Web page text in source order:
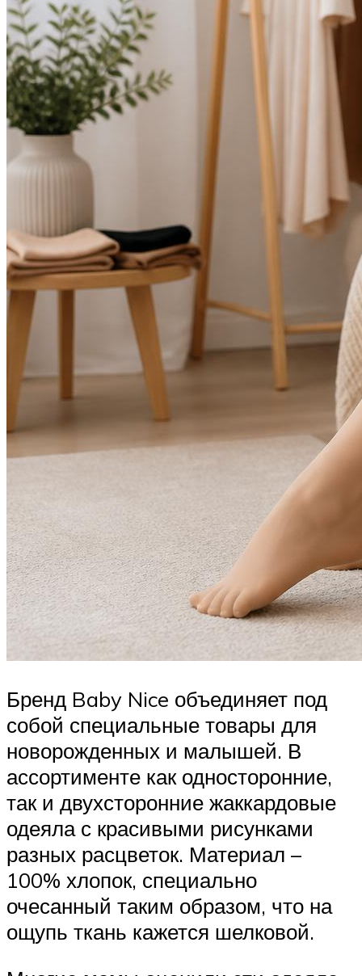
Бренд Baby Nice объединяет под
собой специальные товары для
новорожденных и малышей. В
ассортименте как односторонние,
так и двухсторонние жаккардовые
одеяла с красивыми рисунками
разных расцветок. Материал –
100% хлопок, специально
очесанный таким образом, что на
ощупь ткань кажется шелковой.